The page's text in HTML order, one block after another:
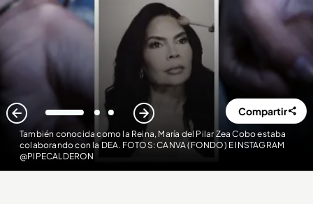
También conocida como la Reina, María del Pilar Zea Cobo estaba
colaborando con la DEA. FOTOS: CANVA (FONDO) E INSTAGRAM
@PIPECALDERON
1 2 3 Compartir